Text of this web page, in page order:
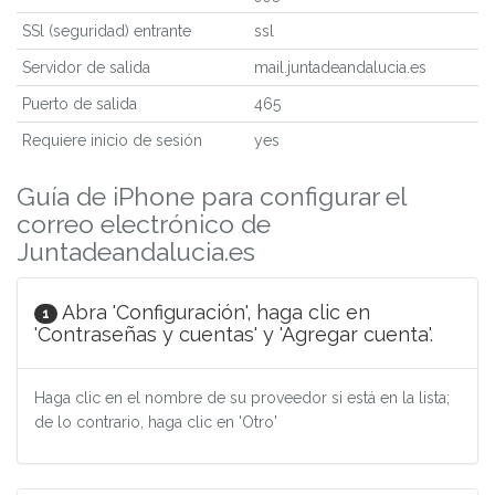
SSl (seguridad) entrante ssl
Servidor de salida mail.juntadeandalucia.es
Puerto de salida 465
Requiere inicio de sesión yes
Guía de iPhone para configurar el
correo electrónico de
Juntadeandalucia.es
1
Abra 'Configuración', haga clic en
'Contraseñas y cuentas' y 'Agregar cuenta'.
Haga clic en el nombre de su proveedor si está en la lista;
de lo contrario, haga clic en 'Otro'